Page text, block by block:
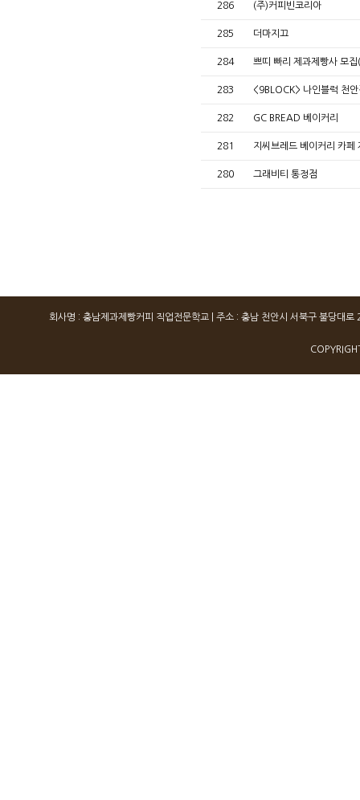
286 (주)커피빈코리아
285 더마지끄
284 쁘띠 빠리 제과제빵사 모집
283 <9BLOCK> 나인블럭 천안
282 GC BREAD 베이커리
281 지씨브레드 베이커리 카페
280 그래비티 통정점
회사명 : 충남제과제빵커피 직업전문학교 | 주소 : 충남 천안시 서북구 불당